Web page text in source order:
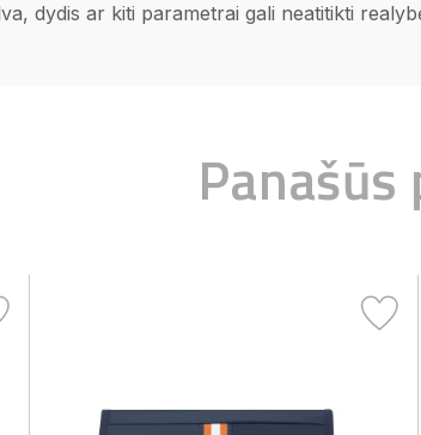
dydis ar kiti parametrai gali neatitikti